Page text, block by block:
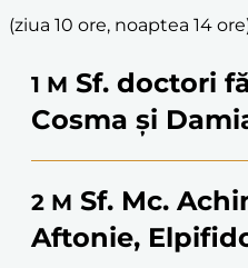
(ziua 10 ore, noaptea 14 ore
1 M Sf. doctori
Cosma și
2 M Sf. Mc.
Aftonie,